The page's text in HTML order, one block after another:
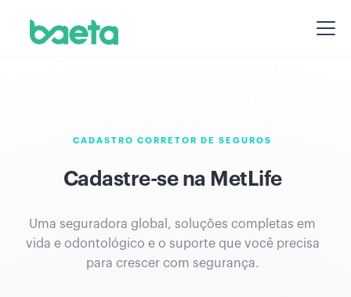
CADASTRO CORRETOR DE SEGUROS
Cadastre-se na MetLife
Uma seguradora global, soluções completas em
vida e odontológico e o suporte que você precisa
para crescer com segurança.